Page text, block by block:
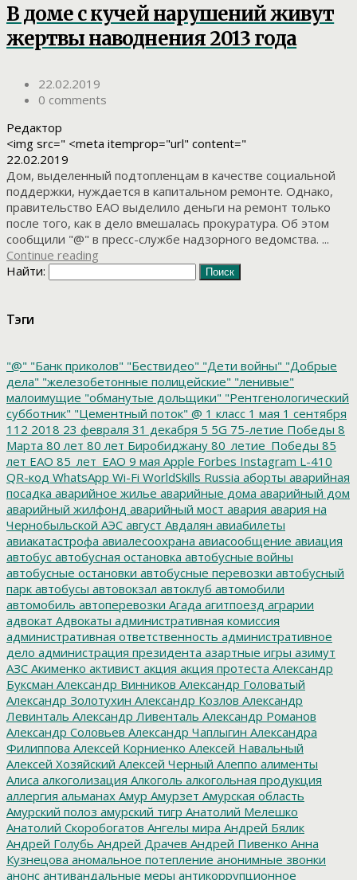
В доме с кучей нарушений живут
жертвы наводнения 2013 года
22.02.2019
0 comments
Редактор
<img src=" <meta itemprop="url" content="
22.02.2019
Дом, выделенный подтопленцам в качестве социальной
поддержки, нуждается в капитальном ремонте. Однако,
правительство ЕАО выделило деньги на ремонт только
после того, как в дело вмешалась прокуратура. Об этом
сообщили "@" в пресс-службе надзорного ведомства. ...
Continue reading
Найти:
Тэги
"@" "Банк приколов" "Бествидео" "Дети войны" "Добрые
дела" "железобетонные полицейские" "ленивые"
малоимущие "обманутые дольщики" "Рентгенологический
субботник" "Цементный поток" @ 1 класс 1 мая 1 сентября
112 2018 23 февраля 31 декабря 5 5G 75-летие Победы 8
Марта 80 лет 80 лет Биробиджану 80_летие_Победы 85
лет ЕАО 85_лет_ЕАО 9 мая Apple Forbes Instagram L-410
QR-код WhatsApp Wi-Fi WorldSkills Russia аборты аварийная
посадка аварийное жилье аварийные дома аварийный дом
аварийный жилфонд аварийный мост авария авария на
Чернобыльской АЭС август Авдалян авиабилеты
авиакатастрофа авиалесоохрана авиасообщение авиация
автобус автобусная остановка автобусные войны
автобусные остановки автобусные перевозки автобусный
парк автобусы автовокзал автоклуб автомобили
автомобиль автоперевозки Агада агитпоезд аграрии
адвокат Адвокаты административная комиссия
административная ответственность административное
дело администрация президента азартные игры азимут
АЗС Акименко активист акция акция протеста Александр
Буксман Александр Винников Александр Головатый
Александр Золотухин Александр Козлов Александр
Левинталь Александр Ливенталь Александр Романов
Александр Соловьев Александр Чаплыгин Александра
Филиппова Алексей Корниенко Алексей Навальный
Алексей Хозяйский Алексей Черный Алеппо алименты
Алиса алкоголизация Алкоголь алкогольная продукция
аллергия альманах Амур Амурзет Амурская область
Амурский полоз амурский тигр Анатолий Мелешко
Анатолий Скоробогатов Ангелы мира Андрей Бялик
Андрей Голубь Андрей Драчев Андрей Пивенко Анна
Кузнецова аномальное потепление анонимные звонки
анонс антивандальные меры антикоррупционное